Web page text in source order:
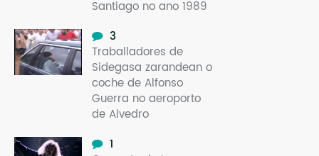
Santiago no ano 1989
3
Traballadores de
Sidegasa zarandean o
coche de Alfonso
Guerra no aeroporto
de Alvedro
1